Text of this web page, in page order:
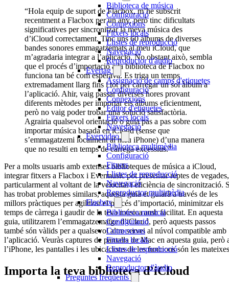
Biblioteca de música
Configuració
Connexions
Fitxers locals
Llistes de reproducció
Navegació
Reproductor d'àudio
Evertag
Assignació de camps d'etiquetes
Configuració
Connexions
Editor d'etiquetes
Fitxers locals
Navegació
Evervideo
Biblioteca multimèdia
Configuració
Fitxers
Llistes de reproducció
Navegació
Reproductor multimèdia
Flacbox
Biblioteca musical
Configuració
Connexions
Fitxers locals
Llistes de reproducció
Navegació
Reproductor d'àudio
Preguntes freqüents
“Hola equip de suport de Flacbox, m’he subscrit
recentment a Flacbox per un any, però tinc dificultats
significatives per sincronitzar la meva música des
d’iCloud correctament. Tinc uns 60 àlbums de diverses
bandes sonores emmagatzemats al meu iCloud, que
m’agradaria integrar a l’aplicació. No obstant això, sembla
que el procés d’importació a la biblioteca de Flacbox no
funciona tan bé com esperava. Es triga un temps
extremadament llarg fins i tot per carregar un sol àlbum a
l’aplicació. Ahir, vaig passar diverses hores provant
diferents mètodes per importar els àlbums eficientment,
però no vaig poder trobar una solució satisfactòria.
Agrairia qualsevol orientació o guia pas a pas sobre com
importar música basada en iCloud (sense que
s’emmagatzemi localment al meu iPhone) d’una manera
que no resulti en temps de càrrega excessius.”
Per a molts usuaris amb extenses biblioteques de música a iCloud,
integrar fitxers a Flacbox i Evermusic pot presentar reptes de vegades,
particularment al voltant de la velocitat i eficiència de sincronització.
has trobat problemes similars, aquesta guia et guiarà a través de les
millors pràctiques per agilitzar el procés d’importació, minimitzar els
temps de càrrega i gaudir de la teva música amb facilitat. En aquesta
guia, utilitzarem l’emmagatzematge d’iCloud, però aquests passos
també són vàlids per a qualsevol altre servei al núvol compatible amb
l’aplicació. Veuràs captures de pantalla de Mac en aquesta guia, però
l’iPhone, les pantalles i les ubicacions de les funcions són les
Importa la teva biblioteca d’iCloud